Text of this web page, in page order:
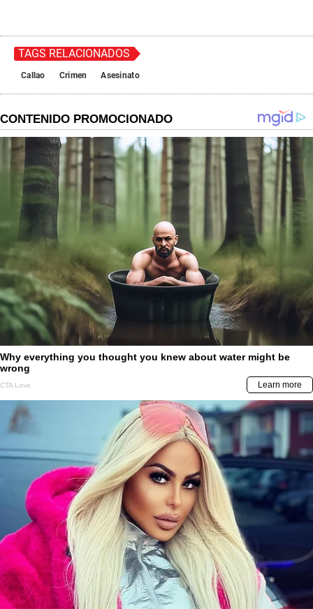
TAGS RELACIONADOS
Callao Crimen Asesinato